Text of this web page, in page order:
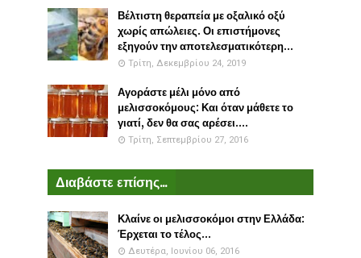
Βέλτιστη θεραπεία με οξαλικό οξύ
χωρίς απώλειες. Οι επιστήμονες
εξηγούν την αποτελεσματικότερη...
Τρίτη, Δεκεμβρίου 24, 2019
Αγοράστε μέλι μόνο από
μελισσοκόμους: Και όταν μάθετε το
γιατί, δεν θα σας αρέσει....
Τρίτη, Σεπτεμβρίου 27, 2016
Διαβάστε επίσης...
Κλαίνε οι μελισσοκόμοι στην Ελλάδα:
Έρχεται το τέλος...
Δευτέρα, Ιουνίου 06, 2016